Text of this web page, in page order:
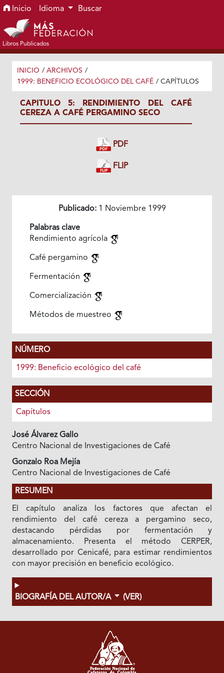
Ir al menú de navegación principal
Ir al contenido principal
Ir al pie de página del sitio
Inicio Idioma Buscar
Libros Publicados
INICIO / ARCHIVOS /
1999: BENEFICIO ECOLÓGICO DEL CAFÉ / CAPÍTULOS
CAPITULO 5: RENDIMIENTO DEL CAFÉ
CEREZA A CAFÉ PERGAMINO SECO
PDF
FLIP
Publicado:1 Noviembre 1999
Palabras clave
Rendimiento agrícola
Café pergamino
Fermentación
Comercialización
Métodos de muestreo
NÚMERO
1999: Beneficio ecológico del café
SECCIÓN
Capítulos
José Álvarez Gallo
Centro Nacional de Investigaciones de Café
Gonzalo Roa Mejía
Centro Nacional de Investigaciones de Café
RESUMEN
El capítulo analiza los factores que afectan el
rendimiento del café cereza a pergamino seco,
destacando pérdidas por fermentación y
almacenamiento. Presenta el método CERPER,
desarrollado por Cenicafé, para estimar rendimientos
con mayor precisión en beneficio ecológico.
BIOGRAFÍA DEL AUTOR/A (VER)